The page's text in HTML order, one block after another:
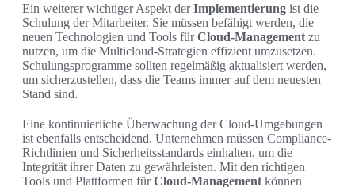
Ein weiterer wichtiger Aspekt derImplementierung ist die
Schulung der Mitarbeiter. Sie müssen befähigt werden, die
neuen Technologien und Tools fürCloud-Management zu
nutzen, um die Multicloud-Strategien effizient umzusetzen.
Schulungsprogramme sollten regelmäßig aktualisiert werden,
um sicherzustellen, dass die Teams immer auf dem neuesten
Stand sind.
Eine kontinuierliche Überwachung der Cloud-Umgebungen
ist ebenfalls entscheidend. Unternehmen müssen Compliance-
Richtlinien und Sicherheitsstandards einhalten, um die
Integrität ihrer Daten zu gewährleisten. Mit den richtigen
Tools und Plattformen fürCloud-Management können